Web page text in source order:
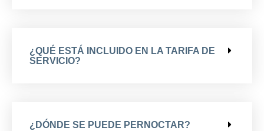
¿QUÉ ESTÁ INCLUIDO EN LA TARIFA DE
SERVICIO?
¿DÓNDE SE PUEDE PERNOCTAR?